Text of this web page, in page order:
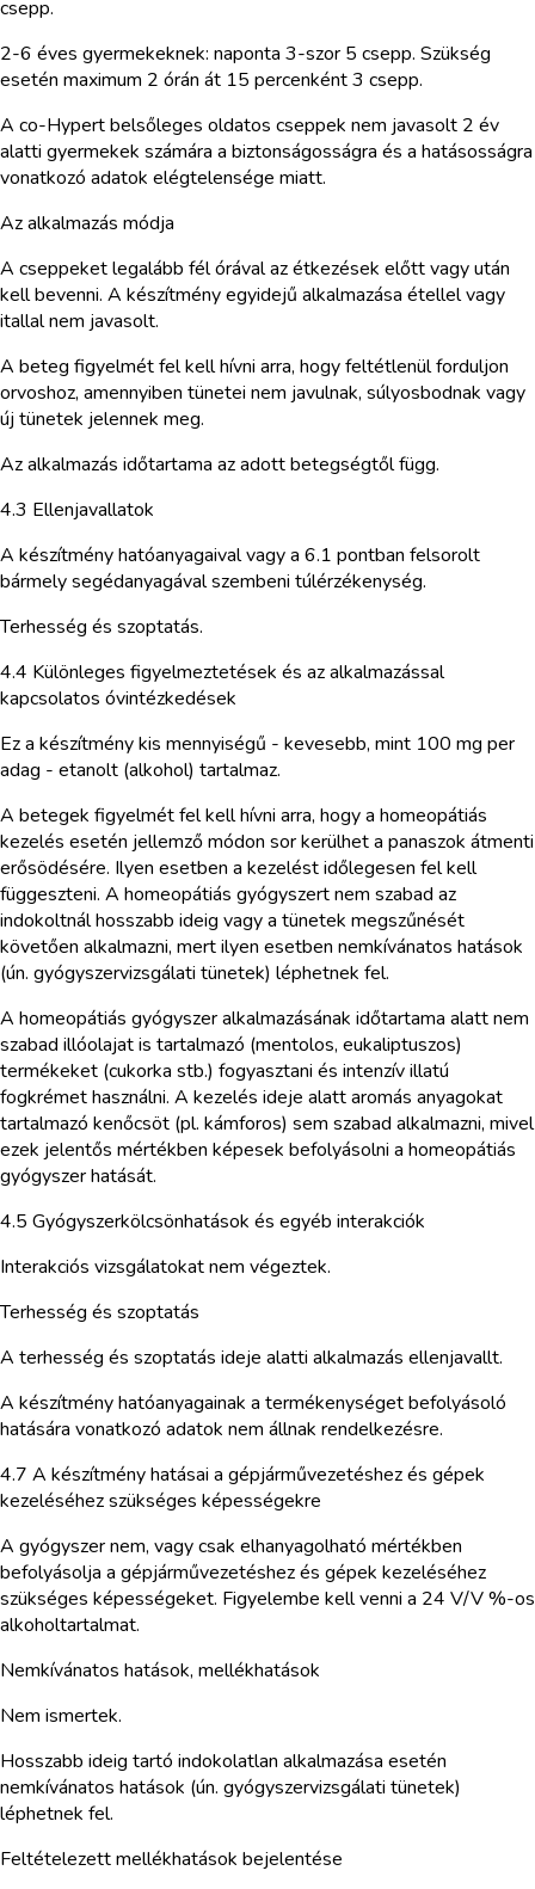
csepp.
2-6 éves gyermekeknek: naponta 3-szor 5 csepp. Szükség
esetén maximum 2 órán át 15 percenként 3 csepp.
A co-Hypert belsőleges oldatos cseppek nem javasolt 2 év
alatti gyermekek számára a biztonságosságra és a hatásosságra
vonatkozó adatok elégtelensége miatt.
Az alkalmazás módja
A cseppeket legalább fél órával az étkezések előtt vagy után
kell bevenni. A készítmény egyidejű alkalmazása étellel vagy
itallal nem javasolt.
A beteg figyelmét fel kell hívni arra, hogy feltétlenül forduljon
orvoshoz, amennyiben tünetei nem javulnak, súlyosbodnak vagy
új tünetek jelennek meg.
Az alkalmazás időtartama az adott betegségtől függ.
4.3 Ellenjavallatok
A készítmény hatóanyagaival vagy a 6.1 pontban felsorolt
bármely segédanyagával szembeni túlérzékenység.
Terhesség és szoptatás.
4.4 Különleges figyelmeztetések és az alkalmazással
kapcsolatos óvintézkedések
Ez a készítmény kis mennyiségű - kevesebb, mint 100 mg per
adag - etanolt (alkohol) tartalmaz.
A betegek figyelmét fel kell hívni arra, hogy a homeopátiás
kezelés esetén jellemző módon sor kerülhet a panaszok átmenti
erősödésére. Ilyen esetben a kezelést időlegesen fel kell
függeszteni. A homeopátiás gyógyszert nem szabad az
indokoltnál hosszabb ideig vagy a tünetek megszűnését
követően alkalmazni, mert ilyen esetben nemkívánatos hatások
(ún. gyógyszervizsgálati tünetek) léphetnek fel.
A homeopátiás gyógyszer alkalmazásának időtartama alatt nem
szabad illóolajat is tartalmazó (mentolos, eukaliptuszos)
termékeket (cukorka stb.) fogyasztani és intenzív illatú
fogkrémet használni. A kezelés ideje alatt aromás anyagokat
tartalmazó kenőcsöt (pl. kámforos) sem szabad alkalmazni, mivel
ezek jelentős mértékben képesek befolyásolni a homeopátiás
gyógyszer hatását.
4.5 Gyógyszerkölcsönhatások és egyéb interakciók
Interakciós vizsgálatokat nem végeztek.
Terhesség és szoptatás
A terhesség és szoptatás ideje alatti alkalmazás ellenjavallt.
A készítmény hatóanyagainak a termékenységet befolyásoló
hatására vonatkozó adatok nem állnak rendelkezésre.
4.7 A készítmény hatásai a gépjárművezetéshez és gépek
kezeléséhez szükséges képességekre
A gyógyszer nem, vagy csak elhanyagolható mértékben
befolyásolja a gépjárművezetéshez és gépek kezeléséhez
szükséges képességeket. Figyelembe kell venni a 24 V/V %-os
alkoholtartalmat.
Nemkívánatos hatások, mellékhatások
Nem ismertek.
Hosszabb ideig tartó indokolatlan alkalmazása esetén
nemkívánatos hatások (ún. gyógyszervizsgálati tünetek)
léphetnek fel.
Feltételezett mellékhatások bejelentése